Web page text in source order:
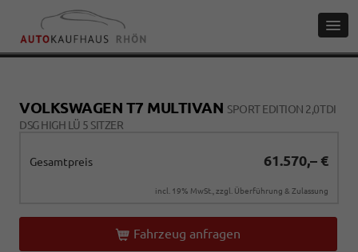
VOLKSWAGEN T7 MULTIVAN SPORT EDITION 2,0TDI
DSG HIGH LÜ 5 SITZER
Gesamtpreis 61.570,– €
incl. 19% MwSt., zzgl. Überführung & Zulassung
Fahrzeug anfragen